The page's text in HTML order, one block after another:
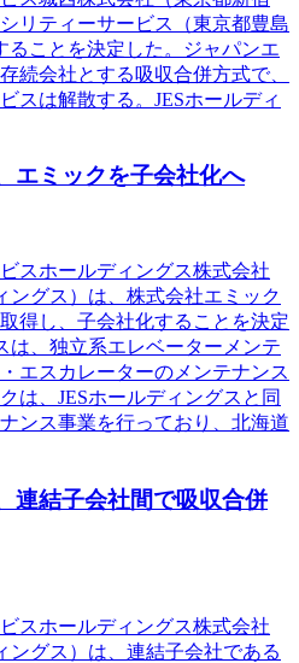
リティーサービス（東京都豊島
ることを決定した。ジャパンエ
続会社とする吸収合併方式で、
スは解散する。JESホールディ
エミックを子会社化へ
スホールディングス株式会社
ングス）は、株式会社エミック
得し、子会社化することを決定
は、独立系エレベーターメンテ
エスカレーターのメンテナンス
は、JESホールディングスと同
ンス事業を行っており、北海道
連結子会社間で吸収合併
スホールディングス株式会社
ングス）は、連結子会社である